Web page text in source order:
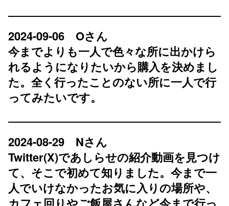
2024-09-06 Oさん
今までよりも一人で色々な所に出かけら
れるようになりたいから購入を決めまし
た。全く行ったことのない所に一人で行
ってみたいです。
2024-08-29 Nさん
Twitter(X)であしらせの紹介動画を見つけ
て、そこで初めて知りました。今まで一
人でいけなかったお気に入りの場所や、